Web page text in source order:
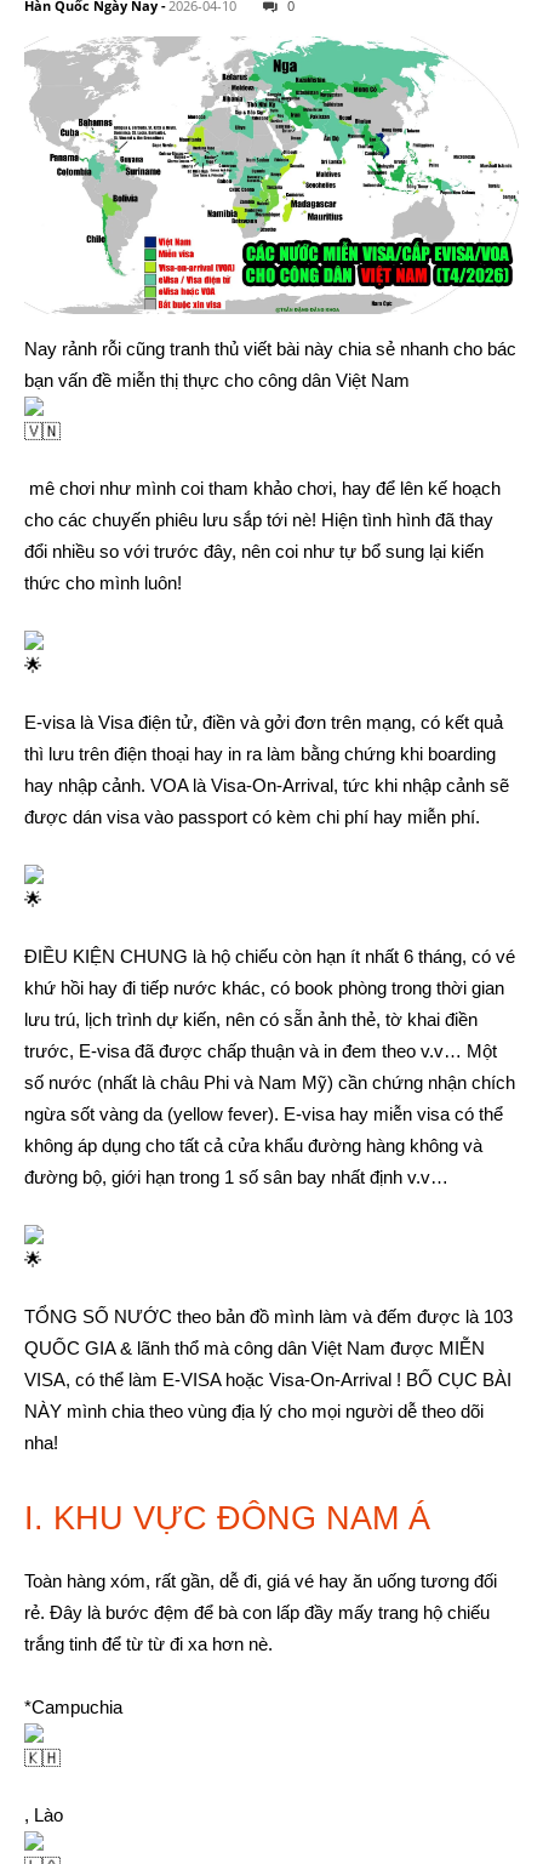
Hàn Quốc Ngày Nay -2026-04-10 0
Nay rảnh rỗi cũng tranh thủ viết bài này chia sẻ nhanh cho bác
bạn vấn đề miễn thị thực cho công dân Việt Nam
mê chơi như mình coi tham khảo chơi, hay để lên kế hoạch
cho các chuyến phiêu lưu sắp tới nè! Hiện tình hình đã thay
đổi nhiều so với trước đây, nên coi như tự bổ sung lại kiến
thức cho mình luôn!
E-visa là Visa điện tử, điền và gởi đơn trên mạng, có kết quả
thì lưu trên điện thoại hay in ra làm bằng chứng khi boarding
hay nhập cảnh. VOA là Visa-On-Arrival, tức khi nhập cảnh sẽ
được dán visa vào passport có kèm chi phí hay miễn phí.
ĐIỀU KIỆN CHUNG là hộ chiếu còn hạn ít nhất 6 tháng, có vé
khứ hồi hay đi tiếp nước khác, có book phòng trong thời gian
lưu trú, lịch trình dự kiến, nên có sẵn ảnh thẻ, tờ khai điền
trước, E-visa đã được chấp thuận và in đem theo v.v… Một
số nước (nhất là châu Phi và Nam Mỹ) cần chứng nhận chích
ngừa sốt vàng da (yellow fever). E-visa hay miễn visa có thể
không áp dụng cho tất cả cửa khẩu đường hàng không và
đường bộ, giới hạn trong 1 số sân bay nhất định v.v…
TỔNG SỐ NƯỚC theo bản đồ mình làm và đếm được là 103
QUỐC GIA & lãnh thổ mà công dân Việt Nam được MIỄN
VISA, có thể làm E-VISA hoặc Visa-On-Arrival ! BỐ CỤC BÀI
NÀY mình chia theo vùng địa lý cho mọi người dễ theo dõi
nha!
I. KHU VỰC ĐÔNG NAM Á
Toàn hàng xóm, rất gần, dễ đi, giá vé hay ăn uống tương đối
rẻ. Đây là bước đệm để bà con lấp đầy mấy trang hộ chiếu
trắng tinh để từ từ đi xa hơn nè.
*Campuchia
, Lào